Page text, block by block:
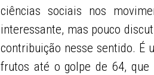
ciências sociais nos
interessante, mas pouco
contribuição nesse sentido. É
frutos até o golpe de 64,